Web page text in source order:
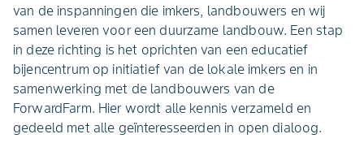
van de inspanningen die imkers, landbouwers en wij
samen leveren voor een duurzame landbouw. Een stap
in deze richting is het oprichten van een educatief
bijencentrum op initiatief van de lokale imkers en in
samenwerking met de landbouwers van de
ForwardFarm. Hier wordt alle kennis verzameld en
gedeeld met alle geïnteresseerden in open dialoog.